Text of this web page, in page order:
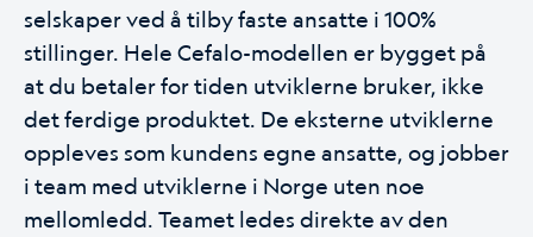
selskaper ved å tilby faste ansatte i 100%
stillinger. Hele Cefalo-modellen er bygget på
at du betaler for tiden utviklerne bruker, ikke
det ferdige produktet. De eksterne utviklerne
oppleves som kundens egne ansatte, og jobber
i team med utviklerne i Norge uten noe
mellomledd. Teamet ledes direkte av den